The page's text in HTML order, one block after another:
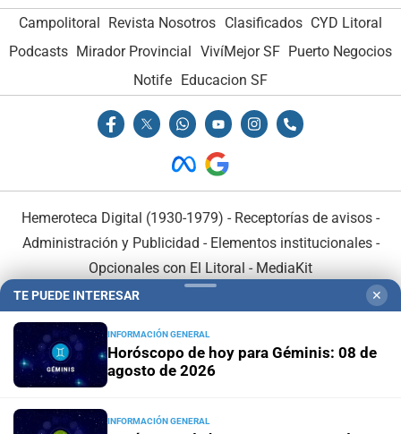
Campolitoral Revista Nosotros Clasificados CYD Litoral
Podcasts Mirador Provincial VivíMejor SF Puerto Negocios
Notife
Educacion SF
Hemeroteca Digital (1930-1979) - Receptorías de avisos -
Administración y Publicidad - Elementos institucionales-
Opcionales con El Litoral - MediaKit
TE PUEDE INTERESAR ✕
INFORMACIÓN GENERAL
Horóscopo de hoy para Géminis: 08 de
agosto de 2026
INFORMACIÓN GENERAL